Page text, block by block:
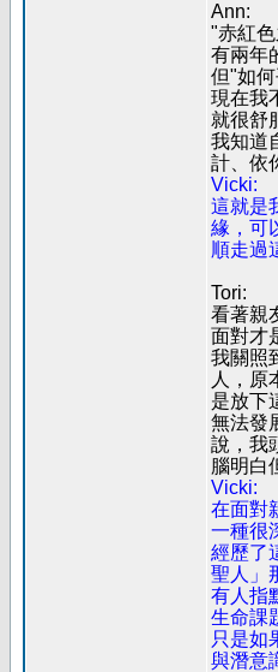
Ann:
"赤紅
有兩年
但"如
現在我
就很舒
我知道
計、依
Vicki:
這就是
緣，可
順走過
Tori:
看著親
面對才
我關照
人，原
是放下
無法發
說，我
腦明白
Vicki:
在面對
一種很
經歷了
聖人」
有人指
生命課
只是如
與潛意